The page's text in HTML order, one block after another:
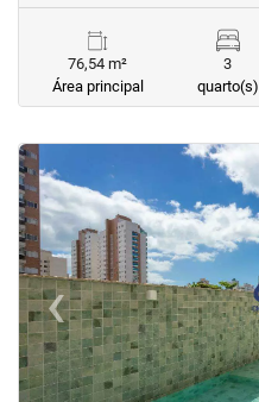
76,54 m²
Área principal
3
quarto(s)
<<
‹Previous